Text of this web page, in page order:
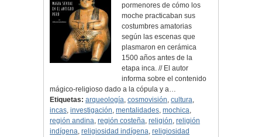
pormenores de cómo los
moche practicaban sus
costumbres amatorias
según las escenas que
plasmaron en cerámica
1500 años antes de la
etapa inca. // El autor
informa sobre el contenido
mágico-religioso dado a la cópula y a…
Etiquetas: arqueología, cosmovisión, cultura,
incas, investigación, mentalidades, mochica,
región andina, región costeña, religión, religión
indígena, religiosidad indígena, religiosidad